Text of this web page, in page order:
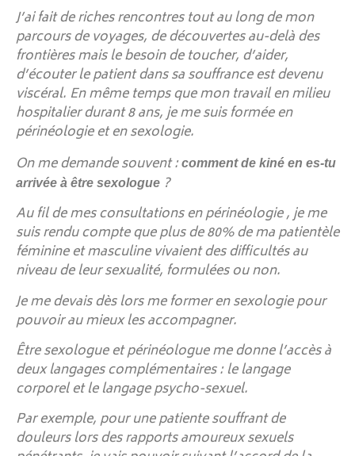
J’ai fait de riches rencontres tout au long de mon
parcours de voyages, de découvertes au-delà des
frontières mais le besoin de toucher, d’aider,
d’écouter le patient dans sa souffrance est devenu
viscéral. En même temps que mon travail en milieu
hospitalier durant 8 ans, je me suis formée en
périnéologie et en sexologie.
On me demande souvent :comment de kiné en es-tu
arrivée à être sexologue ?
Au fil de mes consultations en périnéologie , je me
suis rendu compte que plus de 80% de ma patientèle
féminine et masculine vivaient des difficultés au
niveau de leur sexualité, formulées ou non.
Je me devais dès lors me former en sexologie pour
pouvoir au mieux les accompagner.
Être sexologue et périnéologue me donne l’accès à
deux langages complémentaires : le langage
corporel et le langage psycho-sexuel.
Par exemple, pour une patiente souffrant de
douleurs lors des rapports amoureux sexuels